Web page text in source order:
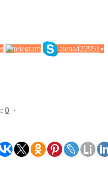
alena422951 ▾
0 ·